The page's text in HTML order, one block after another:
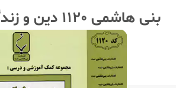
بنی هاشمی 1120 دین و زندگی 2 یازدهم